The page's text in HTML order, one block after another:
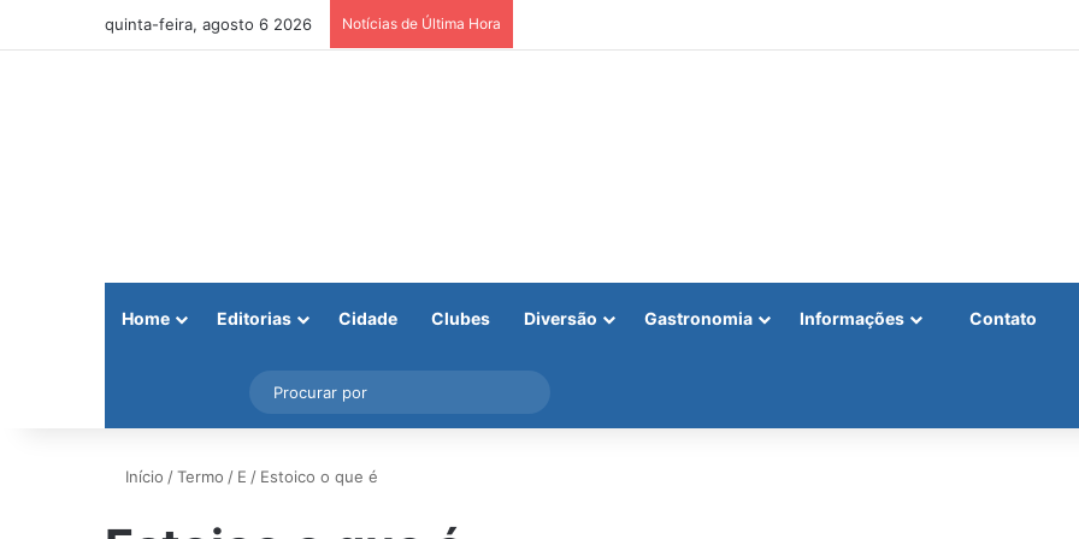
quinta-feira, agosto 6 2026 Notícias de Última Hora
Home Editorias Cidade Clubes Diversão Gastronomia Informações Contato
Instagram
Barra Lateral
por
Início /Termo / E / Estoico o que é